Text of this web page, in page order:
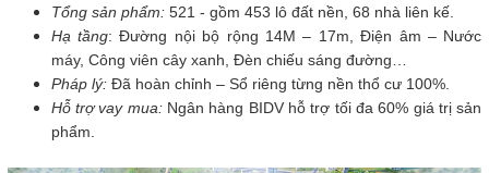
Tổng sản phẩm:521 - gồm 453 lô đất nền, 68 nhà liên kế.
Hạ tầng: Đường nội bộ rộng 14M – 17m, Điện âm – Nước
máy, Công viên cây xanh, Đèn chiếu sáng đường…
Pháp lý:Đã hoàn chỉnh – Sổ riêng từng nền thổ cư 100%.
Hỗ trợ vay mua:Ngân hàng BIDV hỗ trợ tối đa 60% giá trị sản
phẩm.